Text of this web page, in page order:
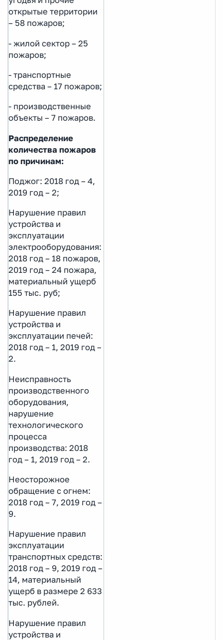
открытые территории
– 58 пожаров;
- жилой сектор – 25
пожаров;
- транспортные
средства – 17 пожаров;
- производственные
объекты – 7 пожаров.
Распределение
количества пожаров
по причинам:
Поджог: 2018 год – 4,
2019 год – 2;
Нарушение правил
устройства и
эксплуатации
электрооборудования:
2018 год – 18 пожаров,
2019 год – 24 пожара,
материальный ущерб
155 тыс. руб;
Нарушение правил
устройства и
эксплуатации печей:
2018 год – 1, 2019 год –
2.
Неисправность
производственного
оборудования,
нарушение
технологического
процесса
производства: 2018
год – 1, 2019 год – 2.
Неосторожное
обращение с огнем:
2018 год – 7, 2019 год –
9.
Нарушение правил
эксплуатации
транспортных средств:
2018 год – 9, 2019 год –
14, материальный
ущерб в размере 2 633
тыс. рублей.
Нарушение правил
устройства и